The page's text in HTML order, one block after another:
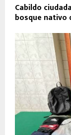
Cabildo
bosque nativo